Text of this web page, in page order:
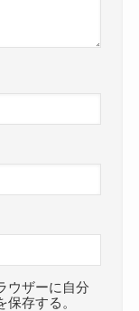
ウザーに自分
存する。